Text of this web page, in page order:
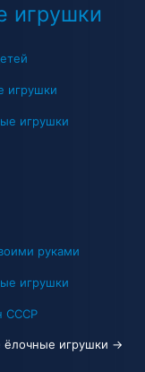
игрушки
игрушки
игрушки
руками
игрушки
СССР
ёлочные игрушки →